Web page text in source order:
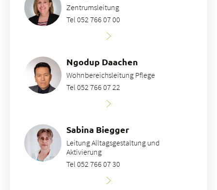
Zentrumsleitung
Tel 052 766 07 00
Ngodup Daachen
Wohnbereichsleitung Pflege
Tel 052 766 07 22
Sabina Biegger
Leitung Alltagsgestaltung und
Aktivierung
Tel 052 766 07 30